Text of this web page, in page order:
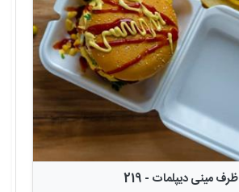
ظرف مینی دیپلمات - 219